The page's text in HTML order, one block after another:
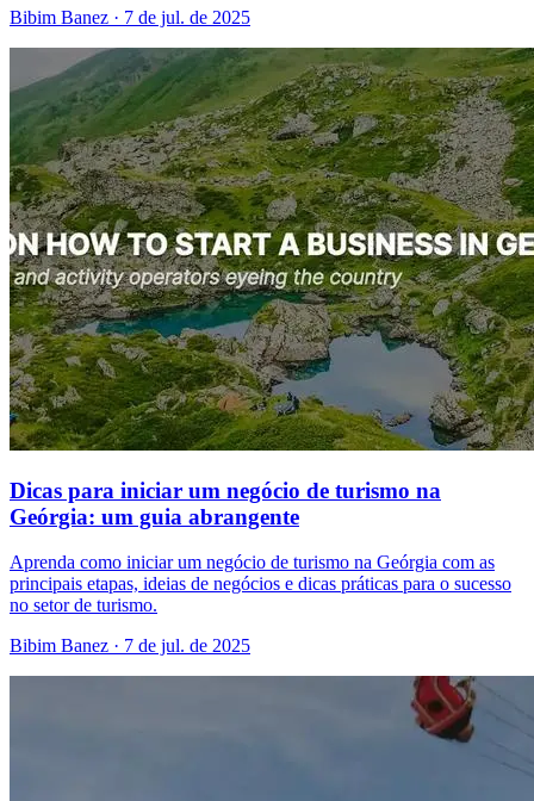
Bibim Banez · 7 de jul. de 2025
Dicas para iniciar um negócio de turismo na
Geórgia: um guia abrangente
Aprenda como iniciar um negócio de turismo na Geórgia com as
principais etapas, ideias de negócios e dicas práticas para o sucesso
no setor de turismo.
Bibim Banez · 7 de jul. de 2025